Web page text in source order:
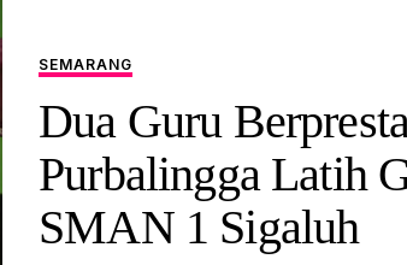
SEMARANG
Dua Guru
Purbalingga Latih
SMAN 1 Sigaluh